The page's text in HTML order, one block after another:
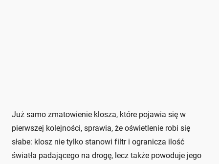
Już samo zmatowienie klosza, które pojawia się w
pierwszej kolejności, sprawia, że oświetlenie robi się
słabe: klosz nie tylko stanowi filtr i ogranicza ilość
światła padającego na drogę, lecz także powoduje jego